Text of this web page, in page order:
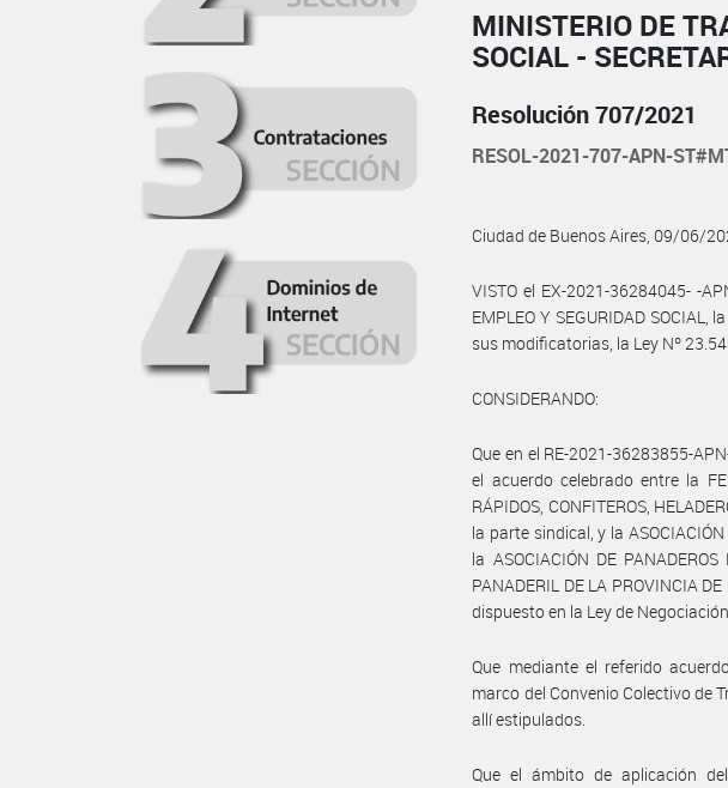
MINISTERIO DE
SOCIAL -
Resolución 707/2021
RESOL-2021-707-APN-
Ciudad de Buenos Aires, 09/06/
VISTO el EX-2021-36284045- -
EMPLEO Y SEGURIDAD
sus modificatorias, la Ley Nº
CONSIDERANDO:
Que en el RE-2021-36283855-
el acuerdo celebrado entre la
RÁPIDOS, CONFITEROS,
la parte sindical, y la ASOCIACIÓN
la ASOCIACIÓN DE
PANADERIL DE LA PROVINCIA
dispuesto en la Ley de
Que mediante el referido
marco del Convenio Colectivo de
allí estipulados.
Que el ámbito de aplicación